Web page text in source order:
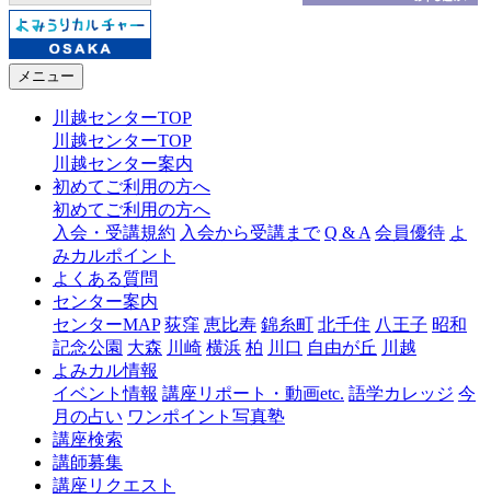
メニュー
川越センターTOP
川越センターTOP
川越センター案内
初めてご利用の方へ
初めてご利用の方へ
入会・受講規約 入会から受講まで Q & A 会員優待 よ
みカルポイント
よくある質問
センター案内
センターMAP 荻窪 恵比寿 錦糸町 北千住 八王子 昭和
記念公園 大森 川崎 横浜 柏 川口 自由が丘 川越
よみカル情報
イベント情報 講座リポート・動画etc. 語学カレッジ 今
月の占い ワンポイント写真塾
講座検索
講師募集
講座リクエスト